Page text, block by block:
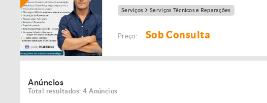
Serviços Serviços Técnicos e Reparações
Preço: Sob Consulta
Anúncios
Total resultados: 4 Anúncios